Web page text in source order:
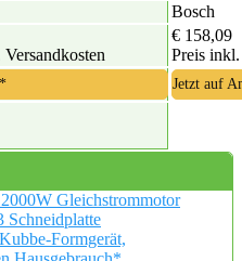
Bosch
€ 158,09
Preis
Jetzt auf
Gleichstrommotor
Schneidplatte
Formgerät,